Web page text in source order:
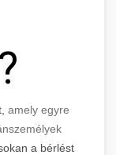
amely egyre
a bérlést